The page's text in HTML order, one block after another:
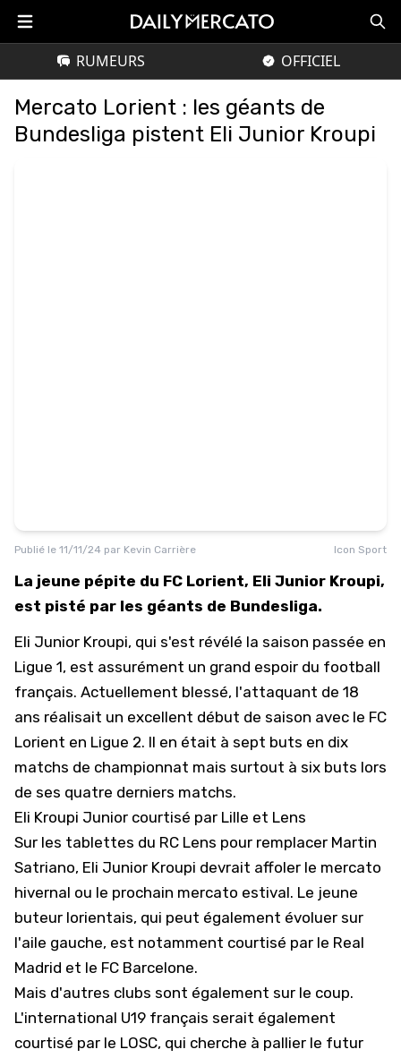
RUMEURS OFFICIEL
Mercato Lorient : les géants de
Bundesliga pistent Eli Junior Kroupi
Publié le 11/11/24 par Kevin Carrière Icon Sport
La jeune pépite du FC Lorient, Eli Junior Kroupi,
est pisté par les géants de Bundesliga.
Eli Junior Kroupi, qui s'est révélé la saison passée en
Ligue 1, est assurément un grand espoir du football
français. Actuellement blessé, l'attaquant de 18
ans réalisait un excellent début de saison avec le FC
Lorient en Ligue 2. Il en était à sept buts en dix
matchs de championnat mais surtout à six buts lors
de ses quatre derniers matchs.
Eli Kroupi Junior courtisé par Lille et Lens
Sur les tablettes du RC Lens pour remplacer Martin
Satriano, Eli Junior Kroupi devrait affoler le mercato
hivernal ou le prochain mercato estival. Le jeune
buteur lorientais, qui peut également évoluer sur
l'aile gauche, est notamment courtisé par le Real
Madrid et le FC Barcelone.
Mais d'autres clubs sont également sur le coup.
L'international U19 français serait également
courtisé par le LOSC, qui cherche à pallier le futur